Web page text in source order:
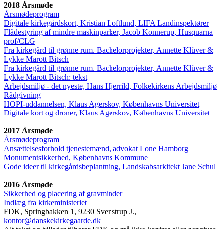
2018 Årsmøde
Årsmødeprogram
Digitale kirkegårdskort, Kristian Loftlund, LIFA Landinspektører
Flådestyring af mindre maskinparker, Jacob Konnerup, Husquarna
prof/CLG
Fra kirkegård til grønne rum. Bachelorprojekter, Annette Klüver &
Lykke Marott Bitsch
Fra kirkegård til grønne rum. Bachelorprojekter, Annette Klüver &
Lykke Marott Bitsch: tekst
Arbejdsmiljø - det nyeste, Hans Hjerrild, Folkekirkens Arbejdsmiljø
Rådgivning
HOPI-uddannelsen, Klaus Agerskov, Københavns Universitet
Digitale kort og droner, Klaus Agerskov, Københavns Universitet
2017 Årsmøde
Årsmødeprogram
Ansættelsesforhold tjenestemænd, advokat Lone Hamborg
Monumentsikkerhed, Københavns Kommune
Gode ideer til kirkegårdsbeplantning, Landskabsarkitekt Jane Schul
2016 Årsmøde
Sikkerhed og placering af gravminder
Indlæg fra kirkeministeriet
FDK, Springbakken 1, 9230 Svenstrup J.,
kontor@danskekirkegaarde.dk